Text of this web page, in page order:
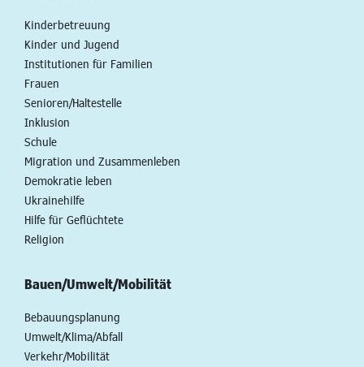
Kinderbetreuung
Kinder und Jugend
Institutionen für Familien
Frauen
Senioren/Haltestelle
Inklusion
Schule
Migration und Zusammenleben
Demokratie leben
Ukrainehilfe
Hilfe für Geflüchtete
Religion
Bauen/Umwelt/Mobilität
Bebauungsplanung
Umwelt/Klima/Abfall
Verkehr/Mobilität